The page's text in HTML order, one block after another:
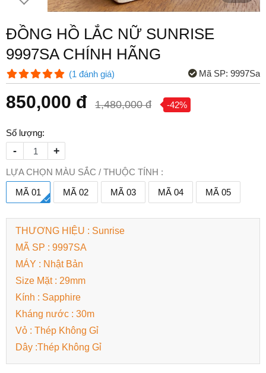
ĐỒNG HỒ LẮC NỮ SUNRISE
9997SA CHÍNH HÃNG
(1 đánh giá) Mã SP: 9997Sa
850,000 đ 1,480,000 đ -42%
Số lượng:
- +
LỰA CHỌN MÀU SẮC / THUỘC TÍNH :
MÃ 01
MÃ 02 MÃ 03 MÃ 04 MÃ 05
THƯƠNG HIỆU : Sunrise
MÃ SP : 9997SA
MÁY : Nhật Bản
Size Mặt : 29mm
Kính : Sapphire
Kháng nước : 30m
Vỏ : Thép Không Gỉ
Dây :Thép Không Gỉ